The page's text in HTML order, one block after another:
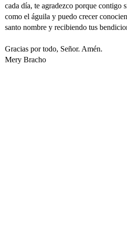
cada día, te agradezco porque contigo
como el águila y puedo crecer
santo nombre y recibiendo tus
Gracias por todo, Señor. Amén.
Mery Bracho